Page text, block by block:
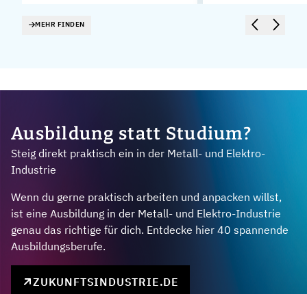
MEHR FINDEN
Ausbildung statt Studium?
Steig direkt praktisch ein in der Metall- und Elektro-
Industrie
Wenn du gerne praktisch arbeiten und anpacken willst,
ist eine Ausbildung in der Metall- und Elektro-Industrie
genau das richtige für dich. Entdecke hier 40 spannende
Ausbildungsberufe.
ZUKUNFTSINDUSTRIE.DE